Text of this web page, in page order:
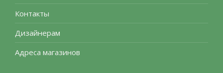
Контакты
Дизайнерам
Адреса магазинов